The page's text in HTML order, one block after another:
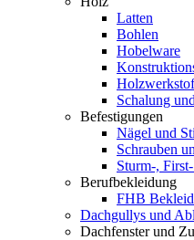
Latten
Bohlen
Hobelware
Schalung
Befestigungen
Nägel und
Schrauben
Sturm-,
Berufbekleidung
FHB
Dachgullys und
Dachfenster und